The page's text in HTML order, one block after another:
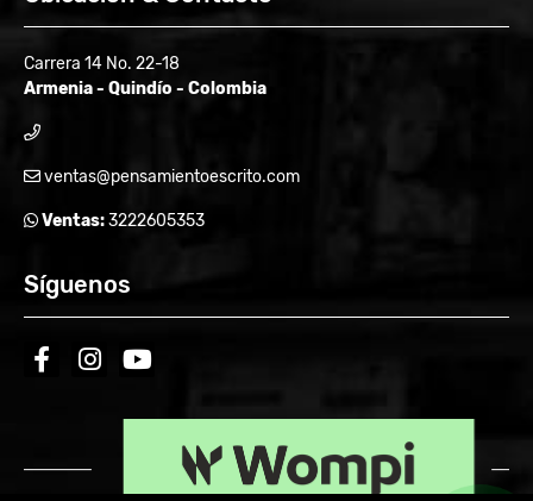
Carrera 14 No. 22-18
Armenia - Quindío - Colombia
ventas@pensamientoescrito.com
Ventas:3222605353
Síguenos
facebookinstagramyoutube